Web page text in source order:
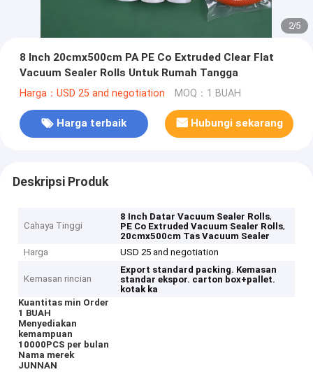
2/5
8 Inch 20cmx500cm PA PE Co Extruded Clear Flat
Vacuum Sealer Rolls Untuk Rumah Tangga
Harga：USD 25 and negotiation MOQ：1 BUAH
Harga terbaik Hubungi sekarang
Deskripsi Produk
Cahaya Tinggi
8 Inch Datar Vacuum Sealer Rolls,
PE Co Extruded Vacuum Sealer Rolls,
20cmx500cm Tas Vacuum Sealer
Harga
USD 25 and negotiation
Kemasan rincian
Export standard packing. Kemasan
standar ekspor. carton box+pallet.
kotak ka
Kuantitas min Order
1 BUAH
Menyediakan
kemampuan
10000PCS per bulan
Nama merek
JUNNAN